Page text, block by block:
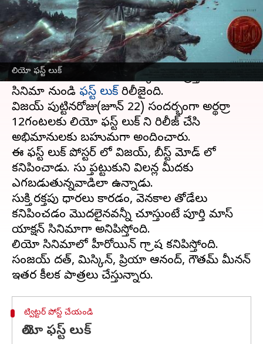
లియో ఫస్ట్ లుక్
వ్రాసిన వారు Sriram Pranateja Jun 22, 2023 09:47 am
ఈ వార్తాకథనం ఏంటి
తలపతి విజయ్ హీరోగా లోకేష్ కనగరాజ్ దర్శకత్వంలో
లియో పేరుతో సినిమా తెరకెక్కుతోంది. ప్రస్తుతం ఈ
సినిమా నుండి ఫస్ట్ లుక్ రిలీజైంది.
విజయ్ పుట్టినరోజు(జూన్ 22) సందర్భంగా అర్థరాత్రి
12గంటలకు లియో ఫస్ట్ లుక్ ని రిలీజ్ చేసి
అభిమానులకు బహుమతిగా అందించారు.
ఈ ఫస్ట్ లుక్ పోస్టర్ లో విజయ్, బీస్ట్ మోడ్ లో
కనిపించాడు. సుత్తి పట్టుకుని విలన్ల మీదకు
ఎగబడుతున్నవాడిలా ఉన్నాడు.
సుత్తికి రక్తపు ధారలు కారడం, వెనకాల తోడేలు
కనిపించడం మొదలైనవన్నీ చూస్తుంటే పూర్తి మాస్
యాక్షన్ సినిమాగా అనిపిస్తోంది.
లియో సినిమాలో హీరోయిన్ గా త్రిష కనిపిస్తోంది.
సంజయ్ దత్, మిస్కిన్, ప్రియా ఆనంద్, గౌతమ్ మీనన్
ట్విట్టర్ పోస్ట్ చేయండి
లియో ఫస్ట్ లుక్